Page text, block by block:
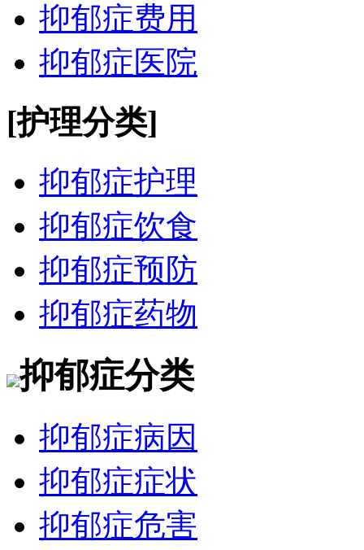
抑郁症费用
抑郁症医院
[护理分类]
抑郁症护理
抑郁症饮食
抑郁症预防
抑郁症药物
抑郁症分类
抑郁症病因
抑郁症症状
抑郁症危害